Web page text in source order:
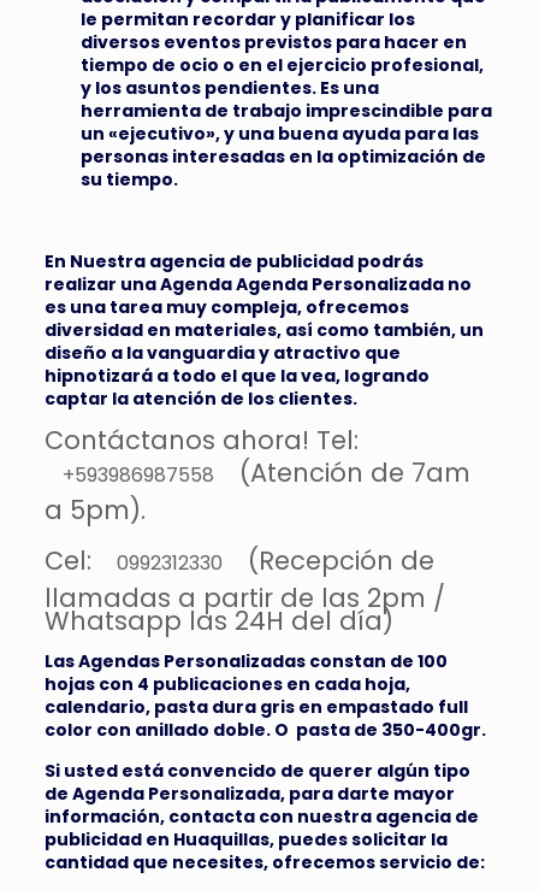
le permitan recordar y planificar los
diversos eventos previstos para hacer en
tiempo de ocio o en el ejercicio profesional,
y los asuntos pendientes. Es una
herramienta de trabajo imprescindible para
un «ejecutivo», y una buena ayuda para las
personas interesadas en la optimización de
su tiempo.
En Nuestra agencia de publicidad podrás
realizar una Agenda Agenda Personalizada no
es una tarea muy compleja, ofrecemos
diversidad en materiales, así como también, un
diseño a la vanguardia y atractivo que
hipnotizará a todo el que la vea, logrando
captar la atención de los clientes.
Contáctanos ahora! Tel:
+593986987558
(Atención de 7am
a 5pm).
Cel:
0992312330
(Recepción de
llamadas a partir de las 2pm /
Whatsapp las 24H del día)
Las Agendas Personalizadas constan de 100
hojas con 4 publicaciones en cada hoja,
calendario, pasta dura gris en empastado full
color con anillado doble. O pasta de 350-400gr.
Si usted está convencido de querer algún tipo
de Agenda Personalizada, para darte mayor
información, contacta con nuestra agencia de
publicidad en Huaquillas, puedes solicitar la
cantidad que necesites, ofrecemos servicio de: